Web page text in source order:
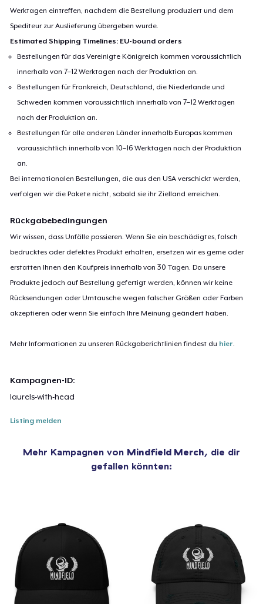
Werktagen eintreffen, nachdem die Bestellung produziert und dem
Spediteur zur Auslieferung übergeben wurde.
Estimated Shipping Timelines: EU-bound orders
Bestellungen für das Vereinigte Königreich kommen voraussichtlich
innerhalb von 7–12 Werktagen nach der Produktion an.
Bestellungen für Frankreich, Deutschland, die Niederlande und
Schweden kommen voraussichtlich innerhalb von 7–12 Werktagen
nach der Produktion an.
Bestellungen für alle anderen Länder innerhalb Europas kommen
voraussichtlich innerhalb von 10–16 Werktagen nach der Produktion
an.
Bei internationalen Bestellungen, die aus den USA verschickt werden,
verfolgen wir die Pakete nicht, sobald sie ihr Zielland erreichen.
Rückgabebedingungen
Wir wissen, dass Unfälle passieren. Wenn Sie ein beschädigtes, falsch
bedrucktes oder defektes Produkt erhalten, ersetzen wir es gerne oder
erstatten Ihnen den Kaufpreis innerhalb von 30 Tagen. Da unsere
Produkte jedoch auf Bestellung gefertigt werden, können wir keine
Rücksendungen oder Umtausche wegen falscher Größen oder Farben
akzeptieren oder wenn Sie einfach Ihre Meinung geändert haben.
Mehr Informationen zu unseren Rückgaberichtlinien findest du hier
Kampagnen-ID:
laurels-with-head
Listing melden
Mehr Kampagnen von Mindfield Merch, die dir
gefallen könnten: